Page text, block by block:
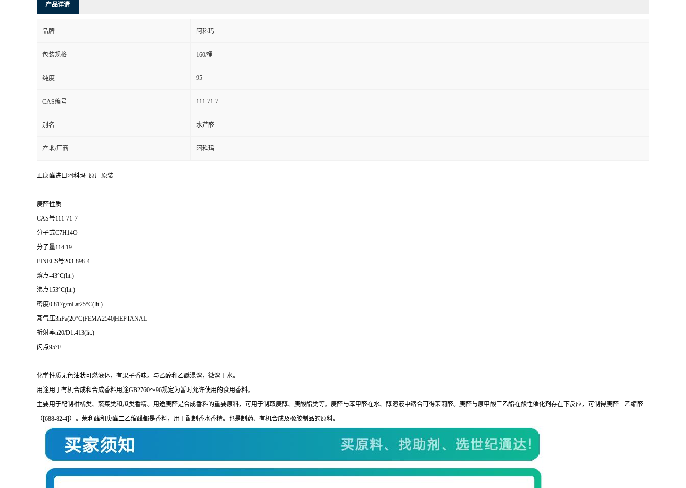
产品详请
品牌 阿科玛
包装规格 160/桶
纯度 95
CAS编号 111-71-7
别名 水芹醛
产地/厂商 阿科玛
正庚醛进口阿科玛 原厂原装
庚醛性质
CAS号111-71-7
分子式C7H14O
分子量114.19
EINECS号203-898-4
熔点-43°C(lit.)
沸点153°C(lit.)
密度0.817g/mLat25°C(lit.)
蒸气压3hPa(20°C)FEMA2540|HEPTANAL
折射率n20/D1.413(lit.)
闪点95°F
化学性质无色油状可燃液体，有果子香味。与乙醇和乙醚混溶，微溶于水。
用途用于有机合成和合成香料用途GB2760～96规定为暂时允许使用的食用香料。
主要用于配制柑橘类、蔬菜类和瓜类香精。用途庚醛是合成香料的重要原料，可用于制取庚醇、庚酸酯类等。庚醛与苯甲醛在水、醇溶液中缩合可得茉莉醛。庚醛与原甲酸三乙酯在酸性催化剂存在下反应，可制得庚醛二乙缩醛
（[688-82-4]）。茉利醛和庚醛二乙缩醛都是香料，用于配制香水香精。也是制药、有机合成及橡胶制品的原料。